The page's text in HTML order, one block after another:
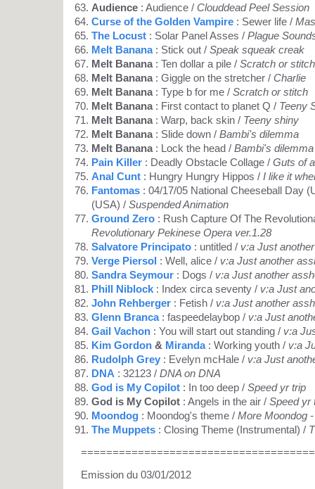
Audience : Audience / Clouddead Peel Session
Curse of the Golden Vampire : Sewer life /
The Locust : Solar Panel Asses / Plague
Melt Banana: Stick out / Speak squeak creak
Melt Banana: Ten dollar a pile / Scratch or stitch
Melt Banana: Giggle on the stretcher / Charlie
Melt Banana: Type b for me / Scratch or stitch
Melt Banana: First contact to planet Q / Teeny
Melt Banana: Warp, back skin / Teeny shiny
Melt Banana: Slide down / Bambi's dilemma
Melt Banana: Lock the head / Bambi's dilemma
Pain Killer : Deadly Obstacle Collage / Guts of
Anal Cunt : Hungry Hungry Hippos / I like it
Fantomas : 04/17/05 National Cheeseball Day
(USA) / Suspended Animation
Ground Zero : Rush Capture Of The
Revolutionary Pekinese Opera ver.1.28
Salvatore Principato : untitled / v:a Just
Verge Piersol : Well, alice / v:a Just another
Sandra Seymour : Dogs / v:a Just another
Phill Niblock : Index circa seventy / v:a Just
John Rehberger : Fetish / v:a Just another
Glenn Branca: faspeedelaybop / v:a Just
Gail Vachon : You will start out standing / v:a
Kim Gordon & Miranda: Working youth / v:a
Rudolph Grey : Evelyn mcHale / v:a Just
DNA : 32123 / DNA on DNA
God is My Copilot : In too deep / Speed yr trip
God is My Copilot : Angels in the air / Speed yr
Moondog : Moondog's theme / More Moondog
The Muppets : Closing Theme (Instrumental) /
Emission du 03/01/2012